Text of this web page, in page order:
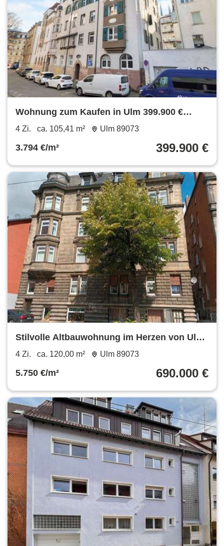
Wohnung zum Kaufen in Ulm 399.900 €
105.41 m²
4 Zi. ca. 105,41 m² Ulm 89073
3.794 €/m² 399.900 €
Stilvolle Altbauwohnung im Herzen von Ulm
- 4 Zimmer, Stuckdecken
4 Zi. ca. 120,00 m² Ulm 89073
5.750 €/m² 690.000 €